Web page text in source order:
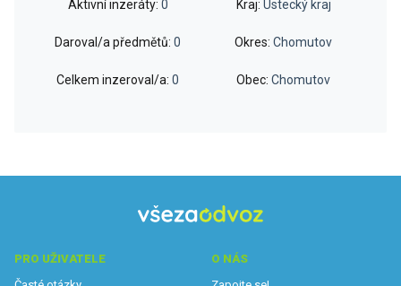
Aktivní inzeráty: 0
Daroval/a předmětů: 0
Celkem inzeroval/a: 0
Kraj: Ústecký kraj
Okres: Chomutov
Obec: Chomutov
PRO UŽIVATELE
O NÁS